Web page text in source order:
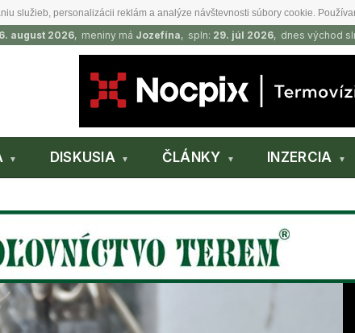
služieb, personalizácii reklám a analýze návštevnosti súbory cookie.
6. august 2026, meniny má Jozefína, spln: 29. júl 2026, dnes východ
DISKUSIA ČLÁNKY INZERCIA